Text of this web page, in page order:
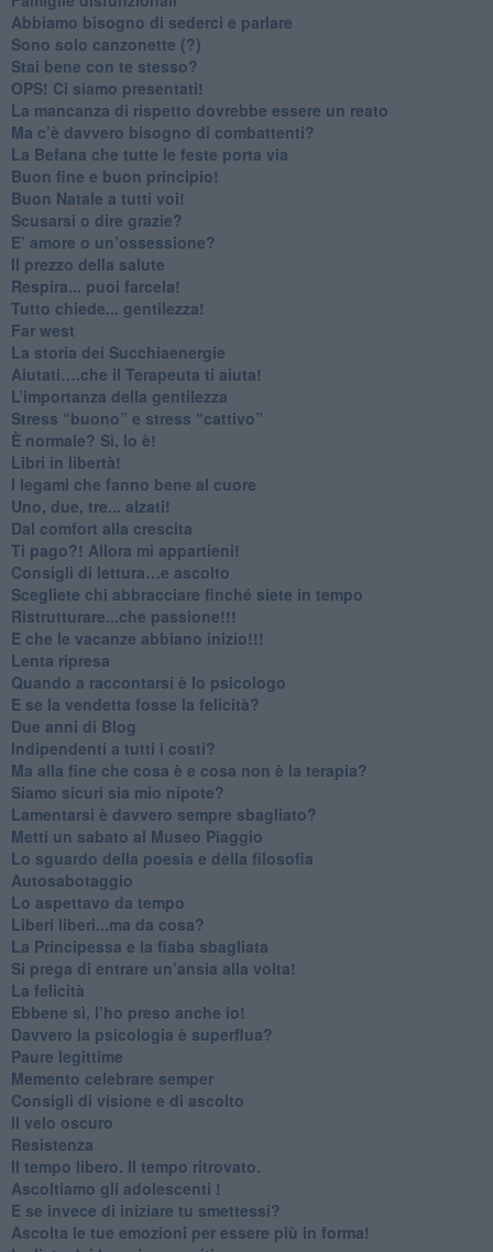
​Abbiamo bisogno di sederci e parlare
Sono solo canzonette (?)
​Stai bene con te stesso?
​OPS! Ci siamo presentati!
​La mancanza di rispetto dovrebbe essere un reato
​Ma c’è davvero bisogno di combattenti?
​La Befana che tutte le feste porta via
Buon fine e buon principio!
​Buon Natale a tutti voi!
​Scusarsi o dire grazie?
​E’ amore o un’ossessione?
​Il prezzo della salute
​Respira... puoi farcela!
​Tutto chiede... gentilezza!
​Far west
​La storia dei Succhiaenergie
​Aiutati….che il Terapeuta ti aiuta!
​L’importanza della gentilezza
​Stress “buono” e stress “cattivo”
​È normale? Sì, lo è!
​Libri in libertà!
​I legami che fanno bene al cuore
Uno, due, tre... alzati!​
​Dal comfort alla crescita
​Ti pago?! Allora mi appartieni!​
​Consigli di lettura…e ascolto
​Scegliete chi abbracciare finché siete in tempo
​Ristrutturare...che passione!!!
​E che le vacanze abbiano inizio!!!
​Lenta ripresa
​Quando a raccontarsi è lo psicologo
​E se la vendetta fosse la felicità?
​Due anni di Blog
​Indipendenti a tutti i costi?
​Ma alla fine che cosa è e cosa non è la terapia?
​Siamo sicuri sia mio nipote?
​Lamentarsi è davvero sempre sbagliato?
​Metti un sabato al Museo Piaggio
​Lo sguardo della poesia e della filosofia
Autosabotaggio
​Lo aspettavo da tempo
​Liberi liberi...ma da cosa?
​La Principessa e la fiaba sbagliata
Si prega di entrare un’ansia alla volta!
​La felicità
​Ebbene sì, l’ho preso anche io!
​Davvero la psicologia è superflua?
Paure legittime
​Memento celebrare semper
​Consigli di visione e di ascolto
​Il velo oscuro
Resistenza
​Il tempo libero. Il tempo ritrovato.
Ascoltiamo gli adolescenti !
​E se invece di iniziare tu smettessi?
​Ascolta le tue emozioni per essere più in forma!